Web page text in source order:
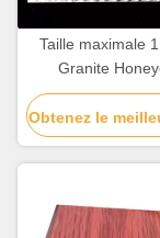
Taille maximale
Granite
Panneaux de
aluminium
décoration de
Obtenez le